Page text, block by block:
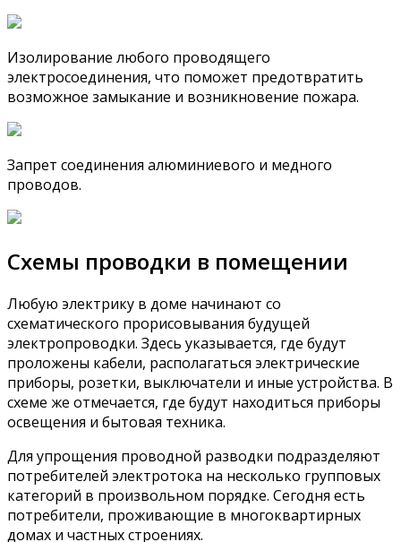
Изолирование любого проводящего
электросоединения, что поможет предотвратить
возможное замыкание и возникновение пожара.
Запрет соединения алюминиевого и медного
проводов.
Схемы проводки в помещении
Любую электрику в доме начинают со
схематического прорисовывания будущей
электропроводки. Здесь указывается, где будут
проложены кабели, располагаться электрические
приборы, розетки, выключатели и иные устройства. В
схеме же отмечается, где будут находиться приборы
освещения и бытовая техника.
Для упрощения проводной разводки подразделяют
потребителей электротока на несколько групповых
категорий в произвольном порядке. Сегодня есть
потребители, проживающие в многоквартирных
домах и частных строениях.